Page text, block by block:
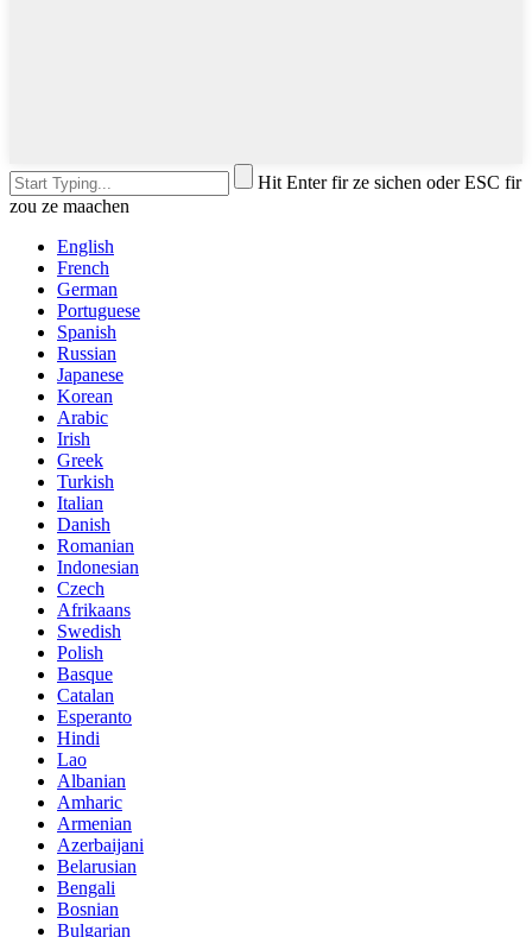
Hit Enter fir ze sichen oder ESC fir
zou ze maachen
English
French
German
Portuguese
Spanish
Russian
Japanese
Korean
Arabic
Irish
Greek
Turkish
Italian
Danish
Romanian
Indonesian
Czech
Afrikaans
Swedish
Polish
Basque
Catalan
Esperanto
Hindi
Lao
Albanian
Amharic
Armenian
Azerbaijani
Belarusian
Bengali
Bosnian
Bulgarian